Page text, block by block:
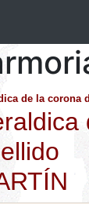
de la corona